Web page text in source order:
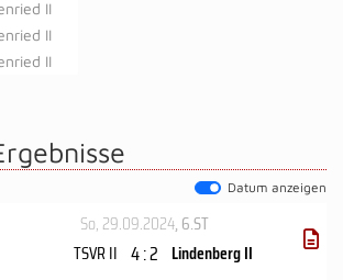
II
II
II
Datum anzeigen
So, 29.09.2024, 6.ST
TSVR II 4 : 2 Lindenberg II